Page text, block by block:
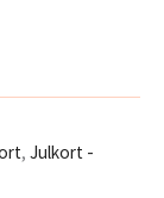
, Julkort -